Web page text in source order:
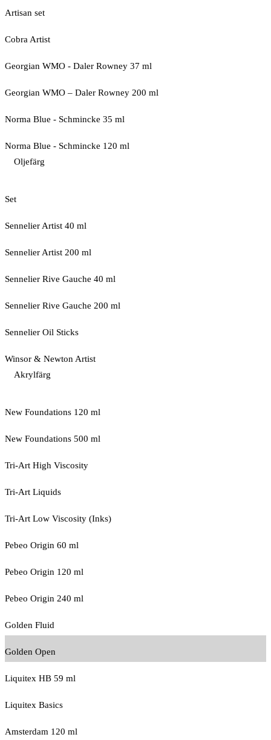
Artisan set
Cobra Artist
Georgian WMO - Daler Rowney 37 ml
Georgian WMO – Daler Rowney 200 ml
Norma Blue - Schmincke 35 ml
Norma Blue - Schmincke 120 ml
Oljefärg
Set
Sennelier Artist 40 ml
Sennelier Artist 200 ml
Sennelier Rive Gauche 40 ml
Sennelier Rive Gauche 200 ml
Sennelier Oil Sticks
Winsor & Newton Artist
Akrylfärg
New Foundations 120 ml
New Foundations 500 ml
Tri-Art High Viscosity
Tri-Art Liquids
Tri-Art Low Viscosity (Inks)
Pebeo Origin 60 ml
Pebeo Origin 120 ml
Pebeo Origin 240 ml
Golden Fluid
Golden Open
Liquitex HB 59 ml
Liquitex Basics
Amsterdam 120 ml